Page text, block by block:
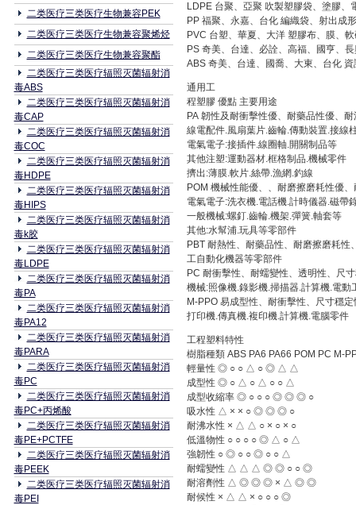
二类医疗三类医疗生物兼容PEK
二类医疗三类医疗生物兼容聚烯烃
二类医疗三类医疗生物兼容聚酯
二类医疗三类医疗辐照灭菌辐射消
毒ABS
二类医疗三类医疗辐照灭菌辐射消
毒CAP
二类医疗三类医疗辐照灭菌辐射消
毒COC
二类医疗三类医疗辐照灭菌辐射消
毒HDPE
二类医疗三类医疗辐照灭菌辐射消
毒HIPS
二类医疗三类医疗辐照灭菌辐射消
毒k胶
二类医疗三类医疗辐照灭菌辐射消
毒LDPE
二类医疗三类医疗辐照灭菌辐射消
毒PA
二类医疗三类医疗辐照灭菌辐射消
毒PA12
二类医疗三类医疗辐照灭菌辐射消
毒PARA
二类医疗三类医疗辐照灭菌辐射消
毒PC
二类医疗三类医疗辐照灭菌辐射消
毒PC+丙烯酸
二类医疗三类医疗辐照灭菌辐射消
毒PE+PCTFE
二类医疗三类医疗辐照灭菌辐射消
毒PEEK
二类医疗三类医疗辐照灭菌辐射消
毒PEI
LDPE 台聚、亞聚 吹製塑膠袋、塗膠、
PP 福聚、永嘉、台化 編織袋、射出成
PVC 台塑、華夏、大洋 塑膠布、膜、
PS 奇美、台達、必詮、高福、國亨、
ABS 奇美、台達、國喬、大東、台化
通用工
程塑膠 優點 主要用途
PA 韌性及耐衝擊性優、耐藥品性優、
線電配件.風扇葉片.齒輪.傳動裝置.接線
電氣電子:接插件.線圈軸.開關制品等
其他注塑:運動器材.框格制品.機械零件
擠出:薄膜.軟片.絲帶.漁網.釣線
POM 機械性能優、、耐磨擦磨耗性優
電氣電子:洗衣機.電話機.計時儀器.磁帶
一般機械:螺釘.齒輪.機架.彈簧.軸套等
其他:水幫浦.玩具等零部件
PBT 耐熱性、耐藥品性、耐磨擦磨耗
工自動化機器等零部件
PC 耐衝擊性、耐蠕變性、透明性、尺
機械:照像機.錄影機.掃描器.計算機.電動
M-PPO 易成型性、耐衝擊性、尺寸穩
打印機.傳真機.複印機.計算機.電腦零件
工程塑料特性
樹脂種類 ABS PA6 PA66 POM PC M-
輕量性 ◎ ○ ○ △ ○ ◎ △ △
成型性 ◎ ○ △ ○ △ ○ ○ △
成型收縮率 ◎ ○ ○ ○ ◎ ◎ ◎ ○
吸水性 △ × × ○ ◎ ◎ ◎ ○
耐沸水性 × △ △ ○ × ○ × ○
低溫物性 ○ ○ ○ ○ ◎ △ ○ △
強韌性 ○ ◎ ○ ○ ◎ ○ ○ △
耐蠕變性 △ △ △ ◎ ◎ ○ ○ ◎
耐溶劑性 △ ◎ ◎ ◎ × △ ◎ ◎
耐候性 × △ △ × ○ ○ ○ ◎